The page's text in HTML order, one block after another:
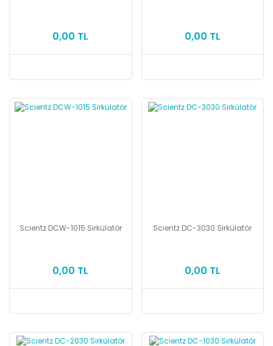
0,00 TL 0,00 TL
Scientz DCW-1015 Sirkülatör
0,00 TL
Scientz DC-3030 Sirkülatör
0,00 TL